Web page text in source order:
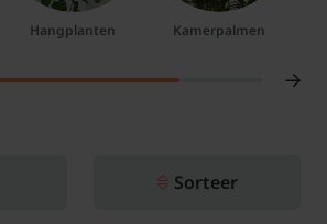
Hangplanten Kamerpalmen
Sorteer